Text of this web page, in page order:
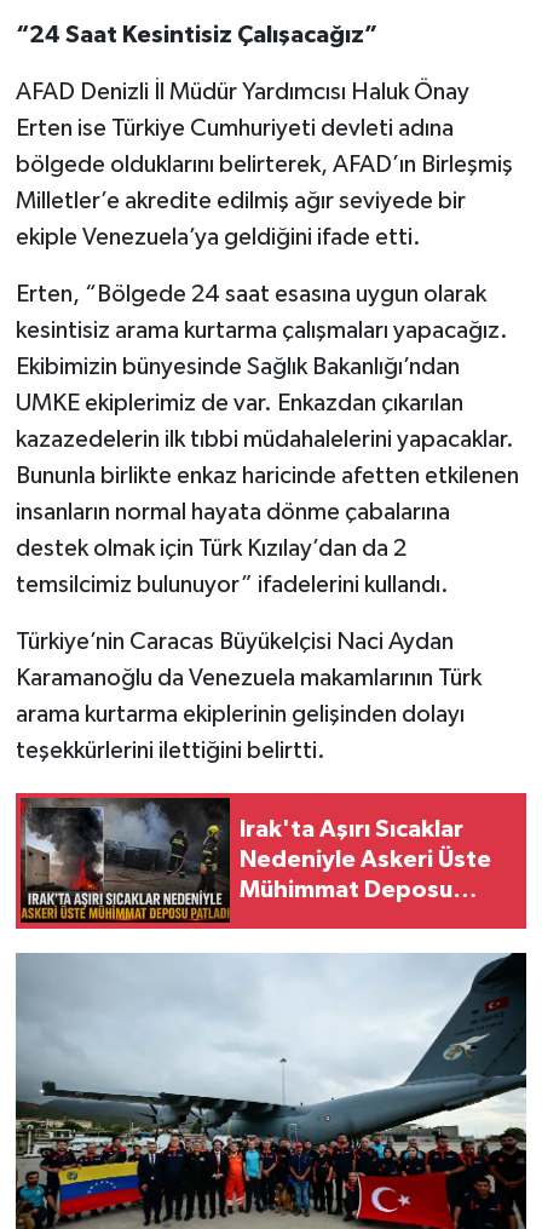
“24 Saat Kesintisiz Çalışacağız”
AFAD Denizli İl Müdür Yardımcısı Haluk Önay
Erten ise Türkiye Cumhuriyeti devleti adına
bölgede olduklarını belirterek, AFAD’ın Birleşmiş
Milletler’e akredite edilmiş ağır seviyede bir
ekiple Venezuela’ya geldiğini ifade etti.
Erten, “Bölgede 24 saat esasına uygun olarak
kesintisiz arama kurtarma çalışmaları yapacağız.
Ekibimizin bünyesinde Sağlık Bakanlığı’ndan
UMKE ekiplerimiz de var. Enkazdan çıkarılan
kazazedelerin ilk tıbbi müdahalelerini yapacaklar.
Bununla birlikte enkaz haricinde afetten etkilenen
insanların normal hayata dönme çabalarına
destek olmak için Türk Kızılay’dan da 2
temsilcimiz bulunuyor” ifadelerini kullandı.
Türkiye’nin Caracas Büyükelçisi Naci Aydan
Karamanoğlu da Venezuela makamlarının Türk
arama kurtarma ekiplerinin gelişinden dolayı
teşekkürlerini ilettiğini belirtti.
Irak'ta Aşırı Sıcaklar
Nedeniyle Askeri Üste
Mühimmat Deposu